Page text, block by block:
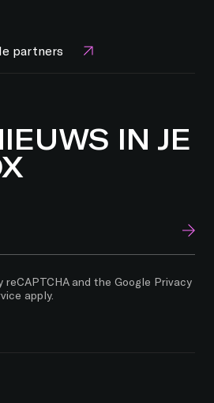
partners
IN JE
and the Google Privacy
apply.